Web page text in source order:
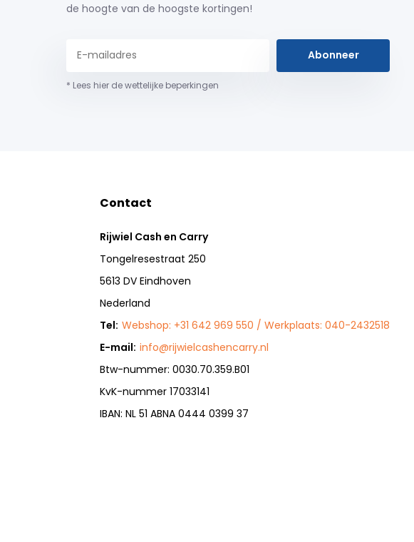
de hoogte van de hoogste kortingen!
Abonneer
* Lees hier de wettelijke beperkingen
Contact
Rijwiel Cash en Carry
Tongelresestraat 250
5613 DV Eindhoven
Nederland
Tel: Webshop: +31 642 969 550 / Werkplaats: 040-2432518
E-mail: info@rijwielcashencarry.nl
Btw-nummer: 0030.70.359.B01
KvK-nummer 17033141
IBAN: NL 51 ABNA 0444 0399 37